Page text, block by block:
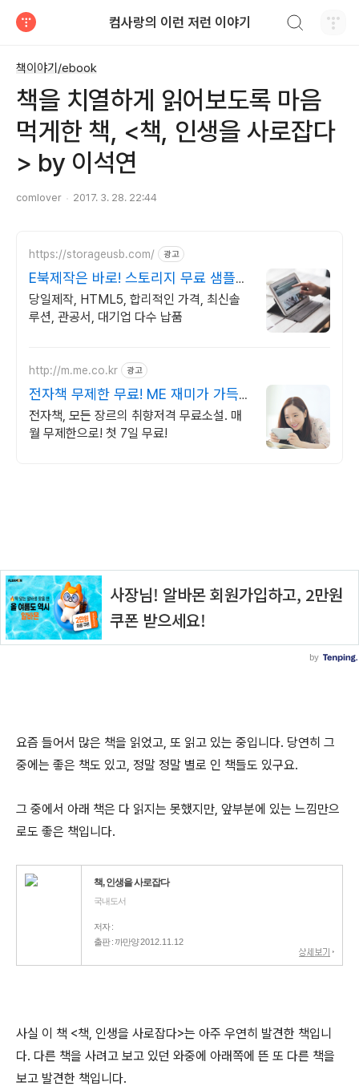
컴사랑의 이런 저런 이야기
책이야기/ebook
책을 치열하게 읽어보도록 마음
먹게한 책, <책, 인생을 사로잡다
> by 이석연
comlover 2017. 3. 28. 22:44
https://storageusb.com/ 광고
E북제작은 바로! 스토리지 무료 샘플
제작
당일제작, HTML5, 합리적인 가격, 최신솔
루션, 관공서, 대기업 다수 납품
http://m.me.co.kr 광고
전자책 무제한 무료! ME 재미가 가득
한곳!
전자책, 모든 장르의 취향저격 무료소설. 매
월 무제한으로! 첫 7일 무료!
요즘 들어서 많은 책을 읽었고, 또 읽고 있는 중입니다. 당연히 그
중에는 좋은 책도 있고, 정말 정말 별로 인 책들도 있구요.
그 중에서 아래 책은 다 읽지는 못했지만, 앞부분에 있는 느낌만으
로도 좋은 책입니다.
책, 인생을 사로잡다
국내도서
저자 :
출판 : 까만양2012.11.12
사실 이 책 <책, 인생을 사로잡다>는 아주 우연히 발견한 책입니
다. 다른 책을 사려고 보고 있던 와중에 아래쪽에 뜬 또 다른 책을
보고 발견한 책입니다.